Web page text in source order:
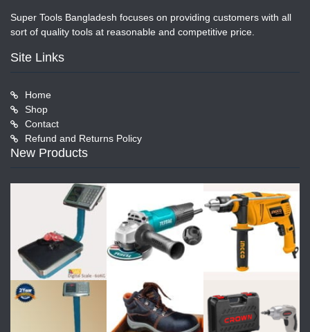
Super Tools Bangladesh focuses on providing customers with all
sort of quality tools at reasonable and competitive price.
Site Links
Home
Shop
Contact
Refund and Returns Policy
New Products